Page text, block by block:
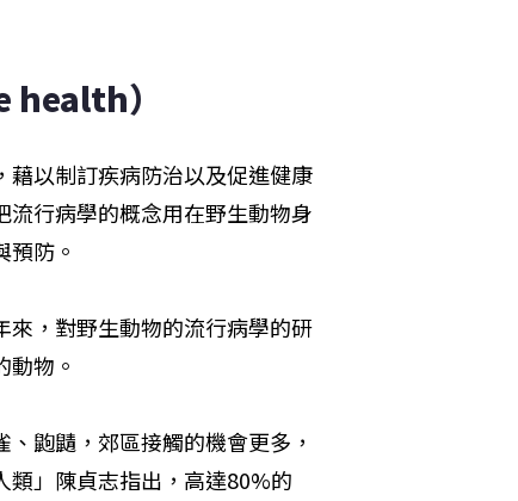
health）
以制訂疾病防治以及促進健康
行病學的概念用在野生動物身
防。
，對野生動物的流行病學的研
物。
鼩鼱，郊區接觸的機會更多，
類」陳貞志指出，高達80%的